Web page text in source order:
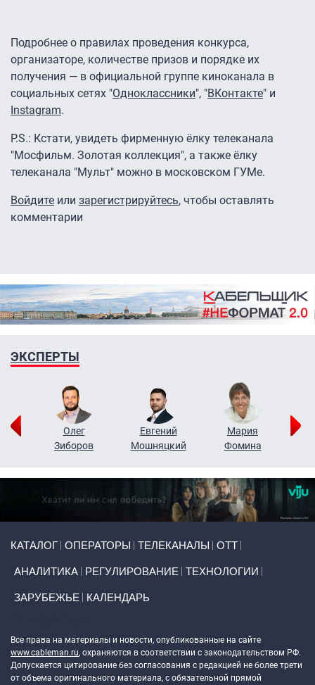
Подробнее о правилах проведения конкурса,
организаторе, количестве призов и порядке их
получения — в официальной группе киноканала в
социальных сетях "Одноклассники", "ВКонтакте" и
Instagram.
P.S.: Кстати, увидеть фирменную ёлку телеканала
"Мосфильм. Золотая коллекция", а также ёлку
телеканала "Мульт" можно в московском ГУМе.
Войдите или зарегистрируйтесь, чтобы оставлять
комментарии
ЭКСПЕРТЫ
Олег
Зиборов
Евгений
Мошняцкий
Мария
Фомина
КАТАЛОГ ОПЕРАТОРЫ ТЕЛЕКАНАЛЫ ОТТ
АНАЛИТИКА РЕГУЛИРОВАНИЕ ТЕХНОЛОГИИ
ЗАРУБЕЖЬЕ КАЛЕНДАРЬ
Все права на материалы и новости, опубликованные на сайте
www.cableman.ru, охраняются в соответствии с законодательством РФ.
Допускается цитирование без согласования с редакцией не более трети
от объема оригинального материала, с обязательной прямой